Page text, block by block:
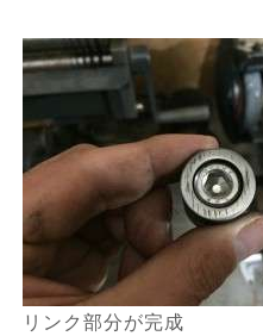
リンク部分が完成